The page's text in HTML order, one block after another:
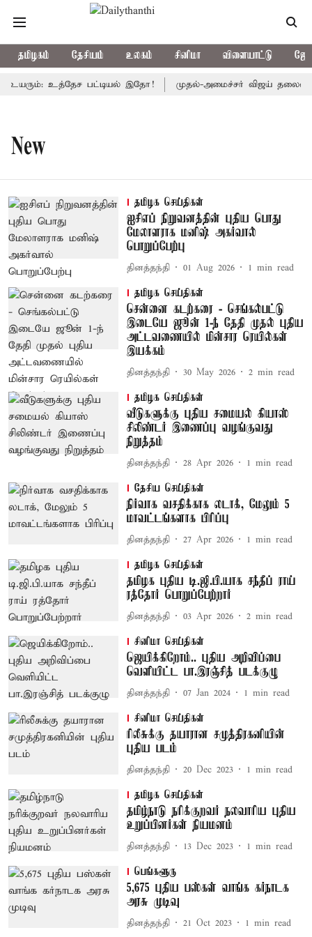
தமிழகம் தேசியம் உலகம் சினிமா விளையாட்டு
உத்தேச பட்டியல் இதோ! முதல்-அமைச்சர் விஜய்
New
தமிழக செய்திகள்
ஐசிஎப் நிறுவனத்தின் புதிய பொது
மேலாளராக மனிஷ் அகர்வால்
பொறுப்பேற்பு
தினத்தந்தி 01 Aug 2026 1 min read
தமிழக செய்திகள்
சென்னை கடற்கரை - செங்கல்பட்டு
இடையே ஜூன் 1-ந் தேதி முதல் புதிய
அட்டவணையில் மின்சார ரெயில்கள்
இயக்கம்
தினத்தந்தி 30 May 2026 2 min read
தமிழக செய்திகள்
வீடுகளுக்கு புதிய சமையல் கியாஸ்
சிலிண்டர் இணைப்பு வழங்குவது
நிறுத்தம்
தினத்தந்தி 28 Apr 2026 1 min read
தேசிய செய்திகள்
நிர்வாக வசதிக்காக லடாக், மேலும் 5
மாவட்டங்களாக பிரிப்பு
தினத்தந்தி 27 Apr 2026 1 min read
தமிழக செய்திகள்
தமிழக புதிய டி.ஜி.பி.யாக சந்தீப் ராய்
ரத்தோர் பொறுப்பேற்றார்
தினத்தந்தி 03 Apr 2026 2 min read
சினிமா செய்திகள்
ஜெயிக்கிறோம்.. புதிய அறிவிப்பை
வெளியிட்ட பா.இரஞ்சித் படக்குழு
தினத்தந்தி 07 Jan 2024 1 min read
சினிமா செய்திகள்
ரிலீசுக்கு தயாரான சமுத்திரகனியின்
புதிய படம்
தினத்தந்தி 20 Dec 2023 1 min read
தமிழக செய்திகள்
தமிழ்நாடு நரிக்குறவர் நலவாரிய புதிய
உறுப்பினர்கள் நியமனம்
தினத்தந்தி 13 Dec 2023 1 min read
பெங்களூரு
5,675 புதிய பஸ்கள் வாங்க கர்நாடக
அரசு முடிவு
தினத்தந்தி 21 Oct 2023 1 min read